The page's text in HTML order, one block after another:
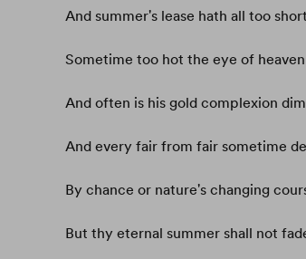
And summer's lease hath all too
Sometime too hot the eye of heaven
And often is his gold complexion
And every fair from fair sometime
By chance or nature's changing
But thy eternal summer shall not